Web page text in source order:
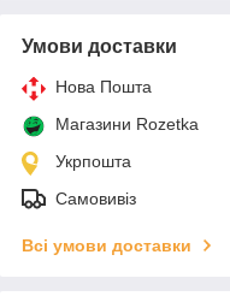
Умови доставки
Нова Пошта
Магазини Rozetka
Укрпошта
Самовивіз
Всі умови доставки